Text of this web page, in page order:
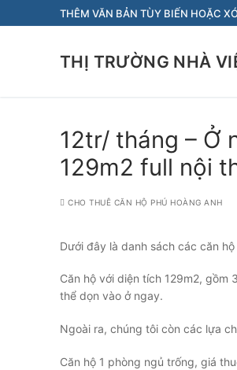
đến
THÊM VĂN BẢN TÙY BIẾN HOẶC
THỊ TRƯỜNG NHÀ
12tr/ tháng – Ở
129m2 full nội
CHO THUÊ CĂN HỘ PHÚ HOÀNG ANH
Dưới đây là danh sách các căn
Căn hộ với diện tích 129m2,
thể dọn vào ở ngay.
Ngoài ra, chúng tôi còn các lựa
Căn hộ 1 phòng ngủ trống, giá